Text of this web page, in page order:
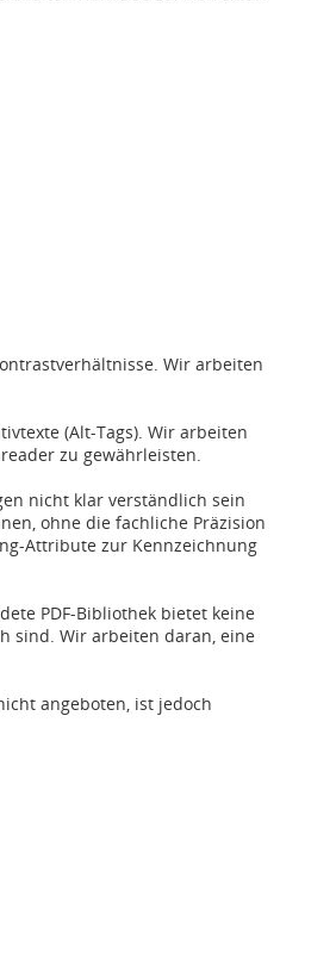
Wir arbeiten
(Alt-Tags). Wir arbeiten
zu gewährleisten.
nicht klar verständlich sein
ohne die fachliche Präzision
Attribute zur Kennzeichnung
PDF-Bibliothek bietet keine
sind. Wir arbeiten daran, eine
angeboten, ist jedoch